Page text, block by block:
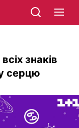
знаків
серцю